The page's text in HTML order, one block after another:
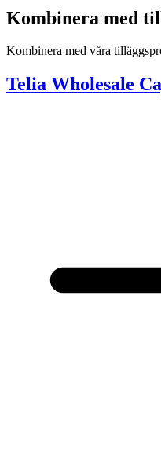
Kombinera med
Kombinera med våra
Telia Wholesale